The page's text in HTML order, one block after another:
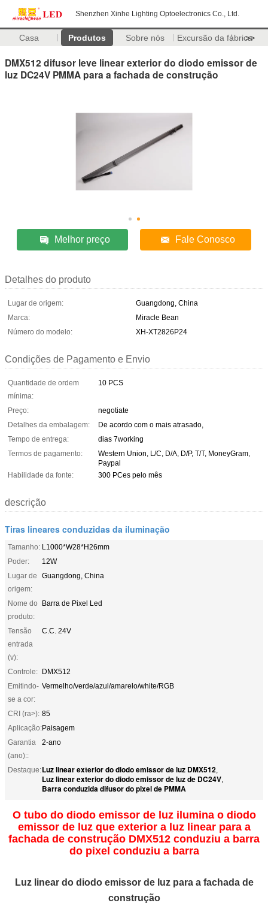
Shenzhen Xinhe Lighting Optoelectronics Co., Ltd.
Casa Produtos Sobre nós Excursão da fábrica
>>
DMX512 difusor leve linear exterior do diodo emissor de
luz DC24V PMMA para a fachada de construção
Melhor preço Fale Conosco
Detalhes do produto
Lugar de origem:
Guangdong, China
Marca:
Miracle Bean
Número do modelo:
XH-XT2826P24
Condições de Pagamento e Envio
Quantidade de ordem
mínima:
10 PCS
Preço:
negotiate
Detalhes da embalagem:
De acordo com o mais atrasado,
Tempo de entrega:
dias 7working
Termos de pagamento:
Western Union, L/C, D/A, D/P, T/T, MoneyGram,
Paypal
Habilidade da fonte:
300 PCes pelo mês
descrição
Tiras lineares conduzidas da iluminação
Tamanho: L1000*W28*H26mm
Poder:
12W
Lugar de
origem:
Guangdong, China
Nome do
produto:
Barra de Pixel Led
Tensão
entrada
(v):
C.C. 24V
Controle: DMX512
Emitindo-
se a cor:
Vermelho/verde/azul/amarelo/white/RGB
CRI (ra>): 85
Aplicação:Paisagem
Garantia
(ano)::
2-ano
Destaque:Luz linear exterior do diodo emissor de luz DMX512,
Luz linear exterior do diodo emissor de luz de DC24V,
Barra conduzida difusor do pixel de PMMA
O tubo do diodo emissor de luz ilumina o diodo
emissor de luz que exterior a luz linear para a
fachada de construção DMX512 conduziu a barra
do pixel conduziu a barra
Luz linear do diodo emissor de luz para a fachada de
construção